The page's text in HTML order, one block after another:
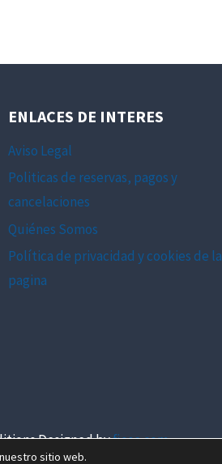
ENLACES DE INTERES
Aviso Legal
Politicas de reservas, pagos y
cancelaciones
Quiénes Somos
Política de privacidad y cookies de la
pagina
Designed byfjose.com
sitio web.